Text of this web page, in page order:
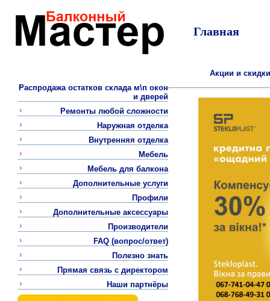
Главная
Акции и скидки
Распродажа остатков склада м\п окон
и дверей
Ремонты любой сложности
Наружная отделка
Внутренняя отделка
Мебель
Мебель для балкона
Дополнительные услуги
Профили
Дополнительные аксессуары
Производители
FAQ (вопрос/ответ)
Полезно знать
Прямая связь с директором
Наши партнёры